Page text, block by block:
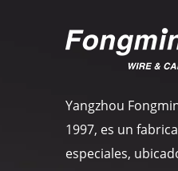
Yangzhou
1997, es un
especiales,